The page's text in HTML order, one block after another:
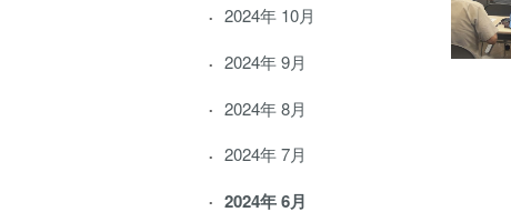
2024年 10月
2024年 9月
2024年 8月
2024年 7月
2024年 6月